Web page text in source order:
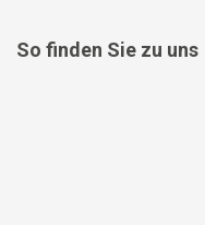
So finden Sie zu uns